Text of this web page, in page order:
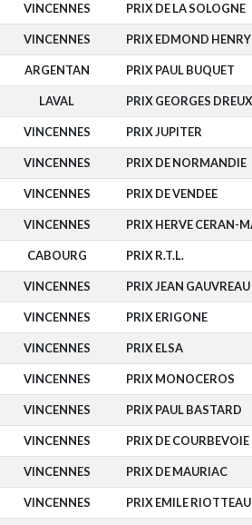
VINCENNES PRIX DE LA SOLOGNE
VINCENNES PRIX EDMOND HENRY
ARGENTAN PRIX PAUL BUQUET
LAVAL PRIX GEORGES DREUX
VINCENNES PRIX JUPITER
VINCENNES PRIX DE NORMANDIE
VINCENNES PRIX DE VENDEE
VINCENNES PRIX HERVE CERAN-
CABOURG PRIX R.T.L.
VINCENNES PRIX JEAN GAUVREAU
VINCENNES PRIX ERIGONE
VINCENNES PRIX ELSA
VINCENNES PRIX MONOCEROS
VINCENNES PRIX PAUL BASTARD
VINCENNES PRIX DE COURBEVOIE
VINCENNES PRIX DE MAURIAC
VINCENNES PRIX EMILE RIOTTEAU